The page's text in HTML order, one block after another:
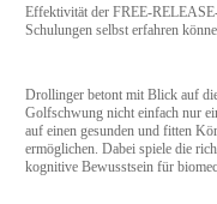
Effektivität der FREE-
Schulungen selbst erfahren
Drollinger betont mit Blick auf
Golfschwung nicht einfach nur
auf einen gesunden und fitten
ermöglichen. Dabei spiele die
kognitive Bewusstsein für